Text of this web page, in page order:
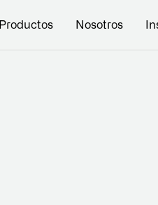
Productos Nosotros